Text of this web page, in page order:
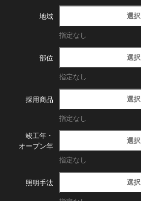
地域 選択
指定なし
部位 選択
指定なし
採用商品 選択
指定なし
竣工年・
オープン年
選択
指定なし
照明手法 選択